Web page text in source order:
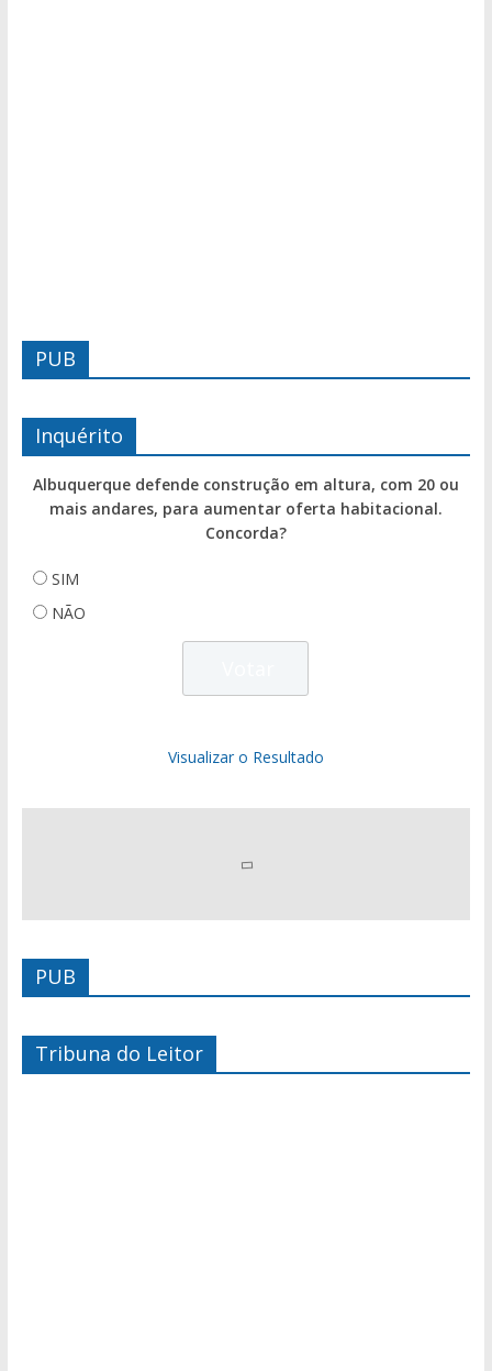
PUB
Inquérito
Albuquerque defende construção em altura, com 20 ou
mais andares, para aumentar oferta habitacional.
Concorda?
SIM
NÃO
Visualizar o Resultado
PUB
Tribuna do Leitor